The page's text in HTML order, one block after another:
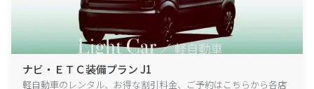
ナビ・ＥＴＣ装備プラン J1
軽自動車のレンタル、お得な割引料金、ご予約はこちらから各店